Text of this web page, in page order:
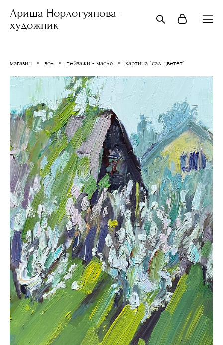
Ариша Норлогуянова -
художник
магазин > все > пейзажи - масло > картина "сад цветёт"